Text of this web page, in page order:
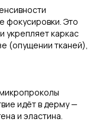
фокусировки. Это
укрепляет каркас
(опущении тканей),
идёт в дерму —
и эластина.